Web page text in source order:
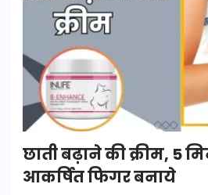
छाती बढ़ाने की क्रीम, 5
आकर्षित फिगर बनाये